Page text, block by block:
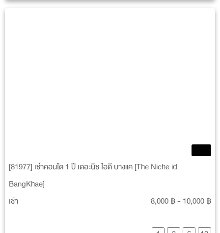
[81977] เช่าคอนโด 1 ปี เดอะนิช ไอดี บางแค [The Niche id
BangKhae]
เช่า
8,000 ฿ - 10,000 ฿